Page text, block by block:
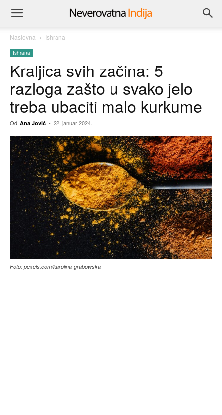
Naslovna Ishrana
Ishrana
Kraljica svih začina: 5
razloga zašto u svako jelo
treba ubaciti malo kurkume
Od Ana Jović - 22. januar 2024.
Foto: pexels.com/karolina-grabowska